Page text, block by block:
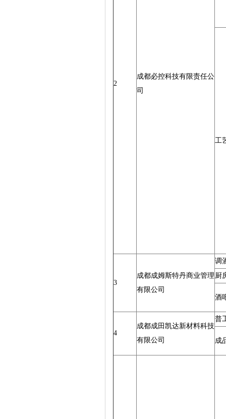
2
成都必控科技有限责任公
司
工
3
成都成姆斯特丹商业管理
有限公司
调
厨
酒
4
成都成田凯达新材料科技
有限公司
普
成